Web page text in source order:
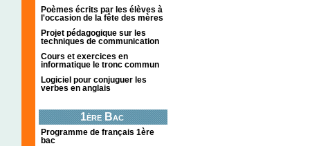
Poèmes écrits par les élèves à
l'occasion de la fête des mères
Projet pédagogique sur les
techniques de communication
Cours et exercices en
informatique le tronc commun
Logiciel pour conjuguer les
verbes en anglais
1ère Bac
Programme de français 1ère
bac